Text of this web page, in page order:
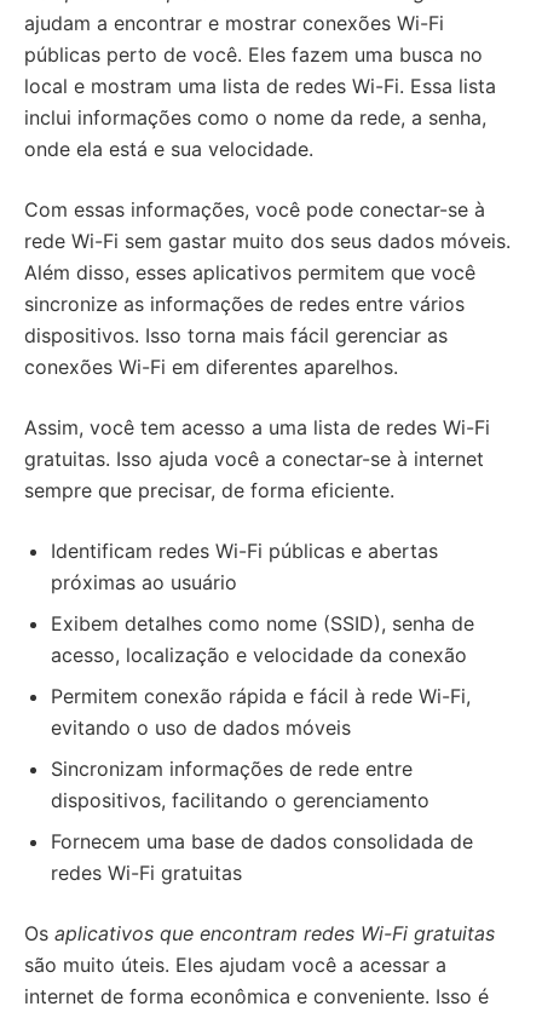
ajudam a encontrar e mostrar conexões Wi-Fi
públicas perto de você. Eles fazem uma busca no
local e mostram uma lista de redes Wi-Fi. Essa lista
inclui informações como o nome da rede, a senha,
onde ela está e sua velocidade.
Com essas informações, você pode conectar-se à
rede Wi-Fi sem gastar muito dos seus dados móveis.
Além disso, esses aplicativos permitem que você
sincronize as informações de redes entre vários
dispositivos. Isso torna mais fácil gerenciar as
conexões Wi-Fi em diferentes aparelhos.
Assim, você tem acesso a uma lista de redes Wi-Fi
gratuitas. Isso ajuda você a conectar-se à internet
sempre que precisar, de forma eficiente.
Identificam redes Wi-Fi públicas e abertas
próximas ao usuário
Exibem detalhes como nome (SSID), senha de
acesso, localização e velocidade da conexão
Permitem conexão rápida e fácil à rede Wi-Fi,
evitando o uso de dados móveis
Sincronizam informações de rede entre
dispositivos, facilitando o gerenciamento
Fornecem uma base de dados consolidada de
redes Wi-Fi gratuitas
Os aplicativos que encontram redes Wi-Fi gratuitas
são muito úteis. Eles ajudam você a acessar a
internet de forma econômica e conveniente. Isso é